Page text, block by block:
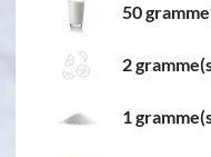
50
2
1